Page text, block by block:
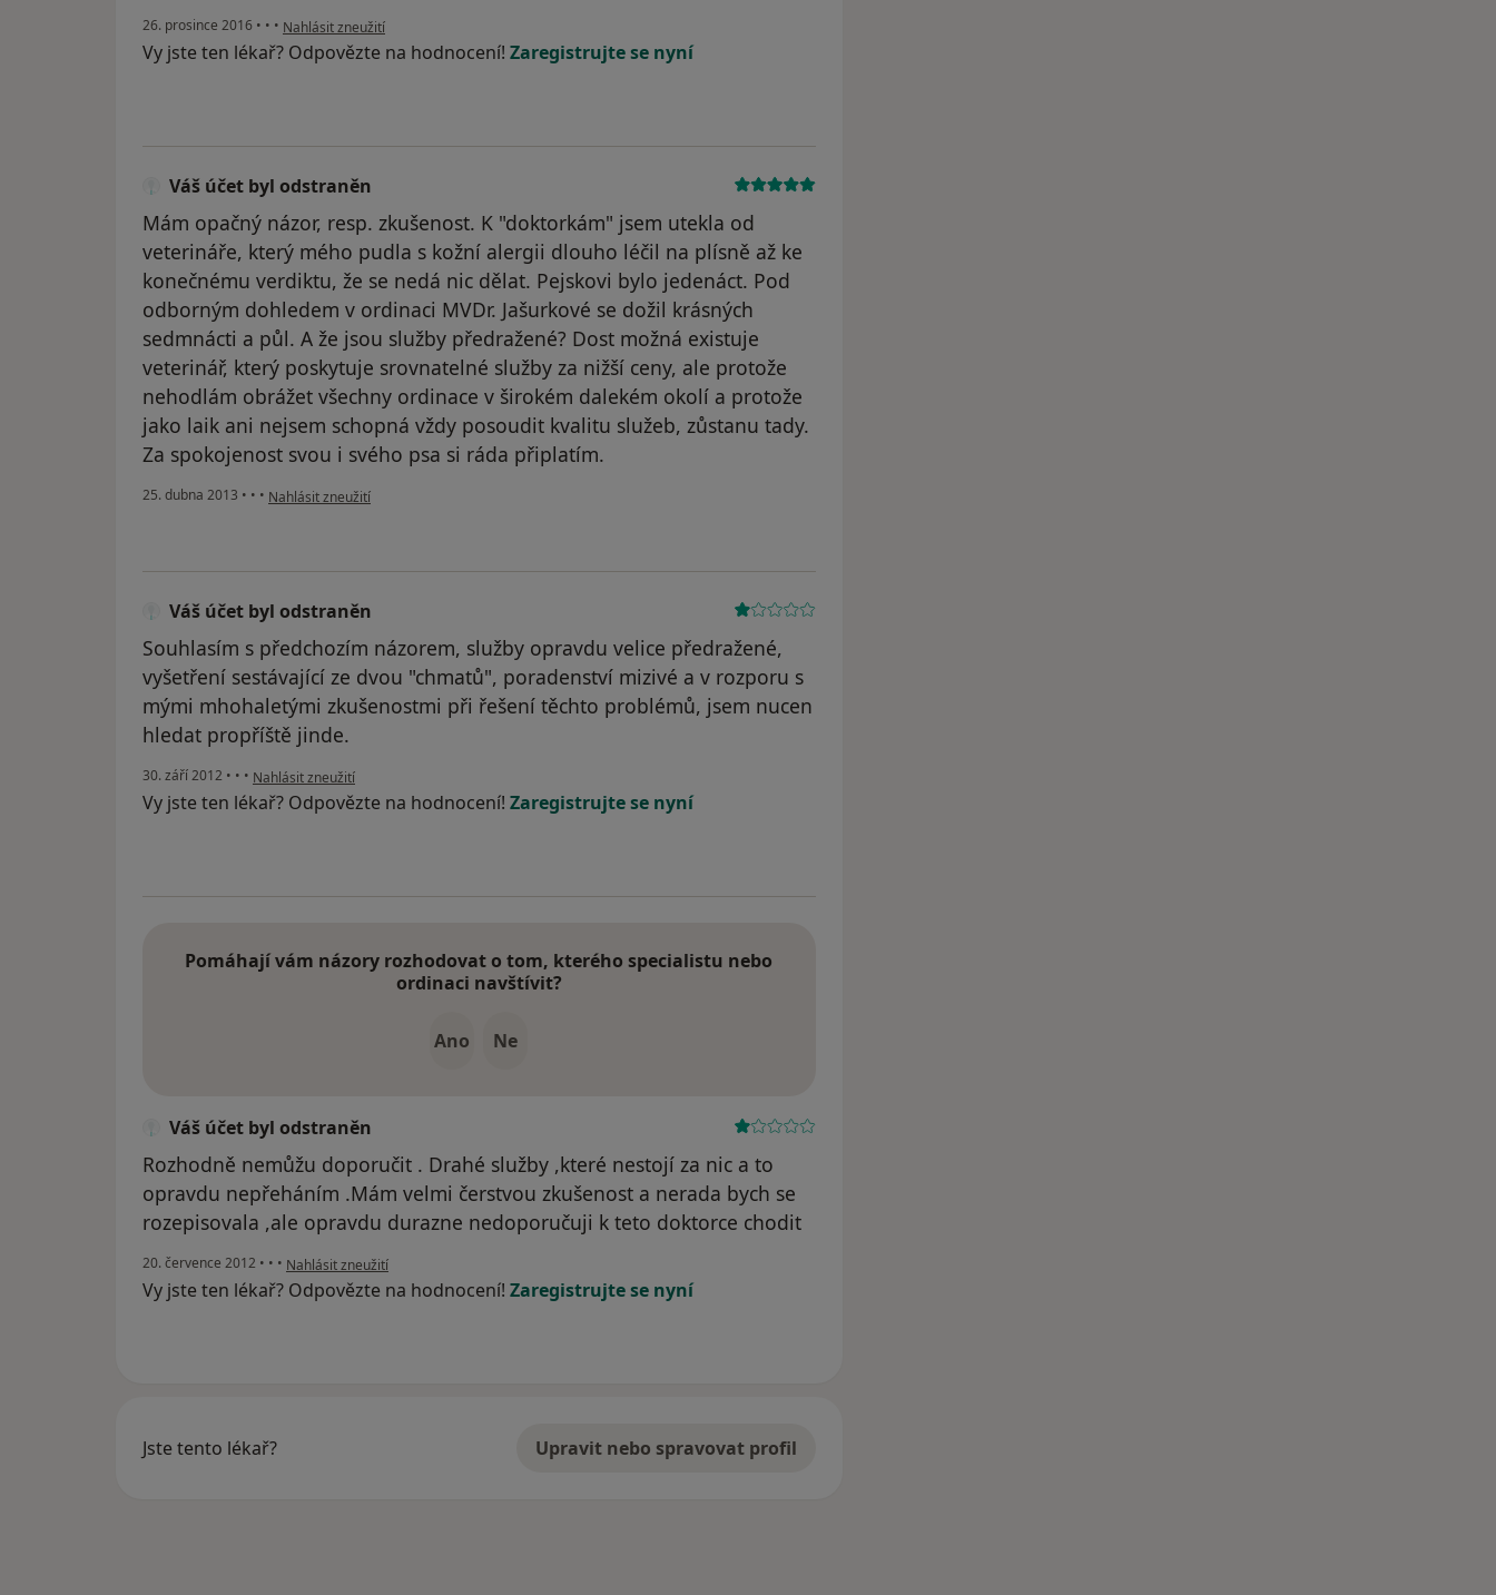
26. prosince 2016 • • • podle názoru uživatele Váš účet byl odstraněn
Nahlásit zneužití
Vy jste ten lékař? Odpovězte na hodnocení! Zaregistrujte se nyní
Váš účet byl odstraněn
Mám opačný názor, resp. zkušenost. K "doktorkám" jsem utekla od
veterináře, který mého pudla s kožní alergii dlouho léčil na plísně až ke
konečnému verdiktu, že se nedá nic dělat. Pejskovi bylo jedenáct. Pod
odborným dohledem v ordinaci MVDr. Jašurkové se dožil krásných
sedmnácti a půl. A že jsou služby předražené? Dost možná existuje
veterinář, který poskytuje srovnatelné služby za nižší ceny, ale protože
nehodlám obrážet všechny ordinace v širokém dalekém okolí a protože
jako laik ani nejsem schopná vždy posoudit kvalitu služeb, zůstanu tady.
Za spokojenost svou i svého psa si ráda připlatím.
25. dubna 2013 • • • podle názoru uživatele Váš účet byl odstraněn
Nahlásit zneužití
Váš účet byl odstraněn
Souhlasím s předchozím názorem, služby opravdu velice předražené,
vyšetření sestávající ze dvou "chmatů", poradenství mizivé a v rozporu s
mými mhohaletými zkušenostmi při řešení těchto problémů, jsem nucen
hledat propříště jinde.
30. září 2012 • • • podle názoru uživatele Váš účet byl odstraněn
Nahlásit zneužití
Vy jste ten lékař? Odpovězte na hodnocení! Zaregistrujte se nyní
Pomáhají vám názory rozhodovat o tom, kterého specialistu nebo
ordinaci navštívit?
Ano Ne
Váš účet byl odstraněn
Rozhodně nemůžu doporučit . Drahé služby ,které nestojí za nic a to
opravdu nepřeháním .Mám velmi čerstvou zkušenost a nerada bych se
rozepisovala ,ale opravdu durazne nedoporučuji k teto doktorce chodit
20. července 2012 • • • podle názoru uživatele Váš účet byl odstraněn
Nahlásit zneužití
Vy jste ten lékař? Odpovězte na hodnocení! Zaregistrujte se nyní
Jste tento lékař? Upravit nebo spravovat profil